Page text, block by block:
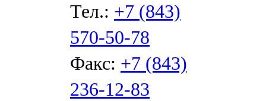
Тел.: +7 (843)
570-50-78
Факс: +7 (843)
236-12-83